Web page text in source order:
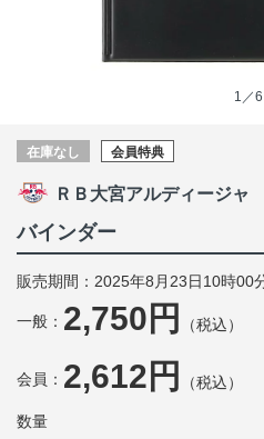
1／6
在庫なし 会員特典
ＲＢ大宮アルディージャ
バインダー
販売期間：2025年8月23日10時00
一般： 2,750円 （税込）
会員： 2,612円 （税込）
数量